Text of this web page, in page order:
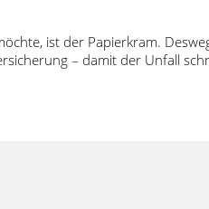
ist der Papierkram.
– damit der Unfall